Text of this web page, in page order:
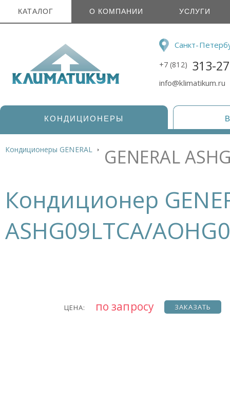
КАТАЛОГ О КОМПАНИИ УСЛУГИ
Санкт-
+7 (812) 313-
info@klimatikum.ru
КОНДИЦИОНЕРЫ
Кондиционеры GENERAL GENERAL
Кондиционер
ASHG09LTCA/
ЦЕНА: по запросу ЗАКАЗАТЬ